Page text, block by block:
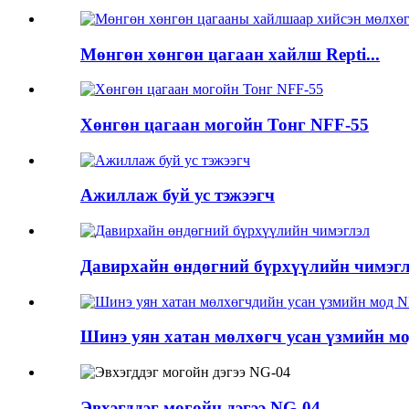
Мөнгөн хөнгөн цагаан хайлш Repti...
Хөнгөн цагаан могойн Тонг NFF-55
Ажиллаж буй ус тэжээгч
Давирхайн өндөгний бүрхүүлийн
Шинэ уян хатан мөлхөгч усан үзмийн